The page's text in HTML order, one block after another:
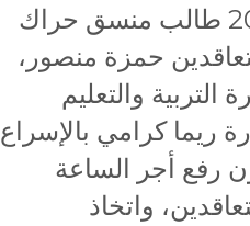
27 تموز 2026 طالب منسق حراك
حمزة منصور،
التربية والتعليم
ريما كرامي بالإسراع
رفع أجر الساعة
واتخاذ